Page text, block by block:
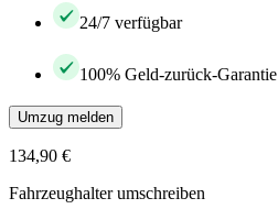
24/7 verfügbar
100% Geld-zurück-Garantie
Umzug melden
134,90 €
Fahrzeughalter umschreiben